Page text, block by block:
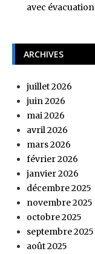
avec évacuation
ARCHIVES
juillet 2026
juin 2026
mai 2026
avril 2026
mars 2026
février 2026
janvier 2026
décembre 2025
novembre 2025
octobre 2025
septembre 2025
août 2025